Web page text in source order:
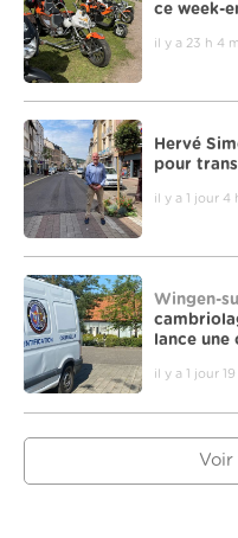
ce week-
il y a 23 h 4
Hervé
pour
il y a 1 jour 4
Wingen-
lance
il y a 1 jour